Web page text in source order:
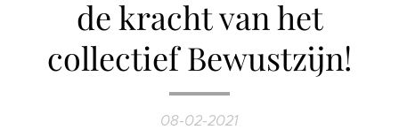
de kracht van het
collectief Bewustzijn!
08-02-2021